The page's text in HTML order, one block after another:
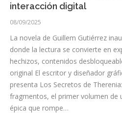
interacción digital
08/09/2025
La novela de Guillem Gutiérrez
donde la lectura se convierte en
hechizos, contenidos
original El escritor y diseñador
presenta Los Secretos de
fragmentos, el primer volumen de
épica que rompe…